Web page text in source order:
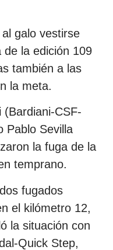
galo vestirse
la edición 109
también a las
la meta.
(Bardiani-CSF-
Pablo Sevilla
la fuga de la
temprano.
fugados
el kilómetro 12,
la situación con
Quick Step,